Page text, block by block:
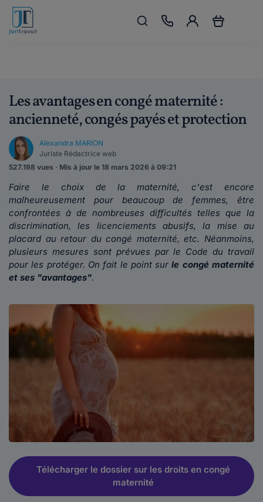
Les avantages en congé maternité :
ancienneté, congés payés et protection
Alexandra MARION
Juriste Rédactrice web
527.198 vues · Mis à jour le 18 mars 2026 à 09:21
Faire le choix de la maternité, c'est encore
malheureusement pour beaucoup de femmes, être
confrontées à de nombreuses difficultés telles que la
discrimination, les licenciements abusifs, la mise au
placard au retour du congé maternité, etc. Néanmoins,
plusieurs mesures sont prévues par le Code du travail
pour les protéger. On fait le point sur le congé maternité
et ses "avantages".
Télécharger le dossier sur les droits en congé
maternité